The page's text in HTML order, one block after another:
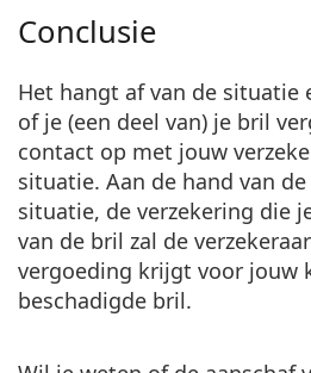
Conclusie
Het hangt af van de situatie
of je (een deel van) je bril
contact op met jouw
situatie. Aan de hand van
situatie, de verzekering die
van de bril zal de
vergoeding krijgt voor jouw
beschadigde bril.